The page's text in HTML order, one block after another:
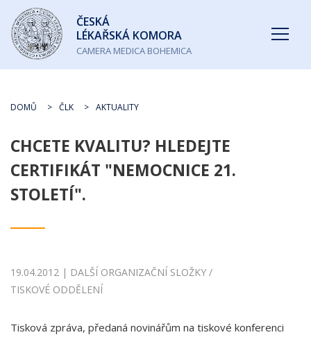
Česká
lékařská
komora
ČESKÁ
LÉKAŘSKÁ KOMORA
CAMERA MEDICA BOHEMICA
DOMŮ ČLK AKTUALITY
CHCETE KVALITU? HLEDEJTE
CERTIFIKÁT "NEMOCNICE 21.
STOLETÍ".
19.04.2012 | DALŠÍ ORGANIZAČNÍ SLOŽKY /
TISKOVÉ ODDĚLENÍ
Tisková zpráva, předaná novinářům na tiskové konferenci